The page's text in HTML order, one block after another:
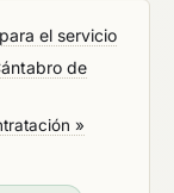
el servicio
de
»